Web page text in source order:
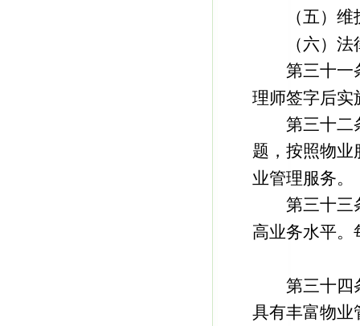
（五）维护
（六）法律
第三十一条
理师签字后实
第三十二条
题，按照物业
业管理服务。
第三十三条
高业务水平。
第三十四条
具有丰富物业